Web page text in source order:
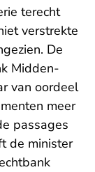
terecht
verstrekte
De
Midden-
van oordeel
meer
passages
de minister